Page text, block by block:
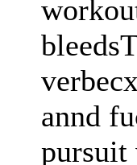
annd
pursuit